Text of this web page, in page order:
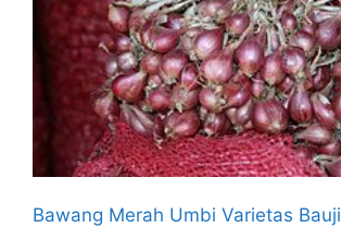
Bawang Merah Umbi Varietas Bauji